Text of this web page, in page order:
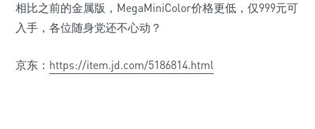
相比之前的金属版，MegaMiniColor价格更低，仅999元可
入手，各位随身党还不心动？
京东： https://item.jd.com/5186814.html